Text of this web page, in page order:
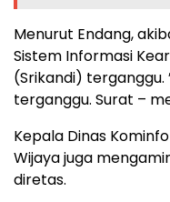
Menurut Endang,
Sistem Informasi
(Srikandi) terganggu.
terganggu. Surat –
Kepala Dinas
Wijaya juga
diretas.